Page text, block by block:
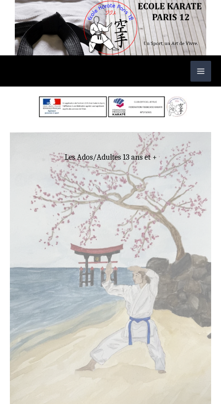
Aller
contenu
Les Ados/Adultes 13 ans et +